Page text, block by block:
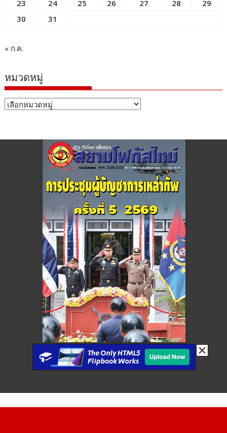
23
24 25 26 27 28
29
30
31
« ก.ค.
หมวดหมู่
หมวด